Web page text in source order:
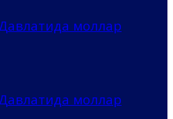
моллар
моллар